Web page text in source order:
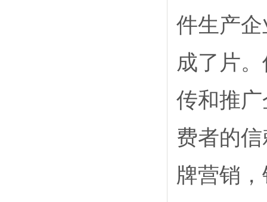
件生产
成了片
传和推
费者的
牌营销